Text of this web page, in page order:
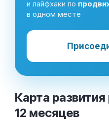
и лайфхаки по
в одном месте
Карта
12 месяцев